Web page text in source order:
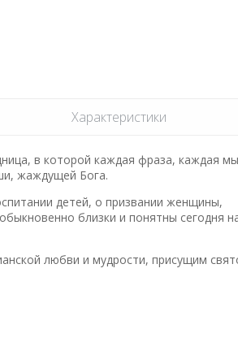
Характеристики
в которой каждая фраза, каждая
жаждущей Бога.
детей, о призвании женщины,
близки и понятны сегодня
любви и мудрости, присущим